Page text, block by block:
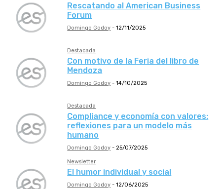
Rescatando al American Business
Forum
Domingo Godoy - 12/11/2025
Destacada
Con motivo de la Feria del libro de
Mendoza
Domingo Godoy - 14/10/2025
Destacada
Compliance y economía con valores:
reflexiones para un modelo más
humano
Domingo Godoy - 25/07/2025
Newsletter
El humor individual y social
Domingo Godoy - 12/06/2025